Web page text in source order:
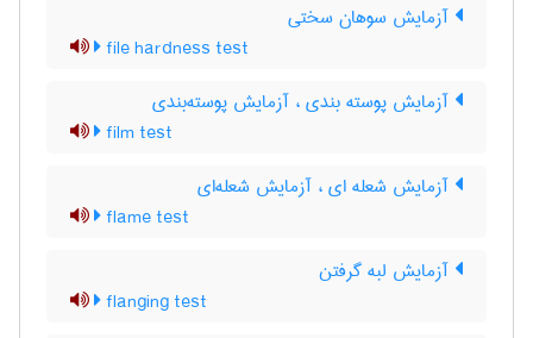
آزمایش سوهان سختی
file hardness test
آزمایش پوسته بندی ، آزمایش پوسته‌بندی
film test
آزمایش شعله ای ، آزمایش شعله‌ای
flame test
آزمایش لبه گرفتن
flanging test